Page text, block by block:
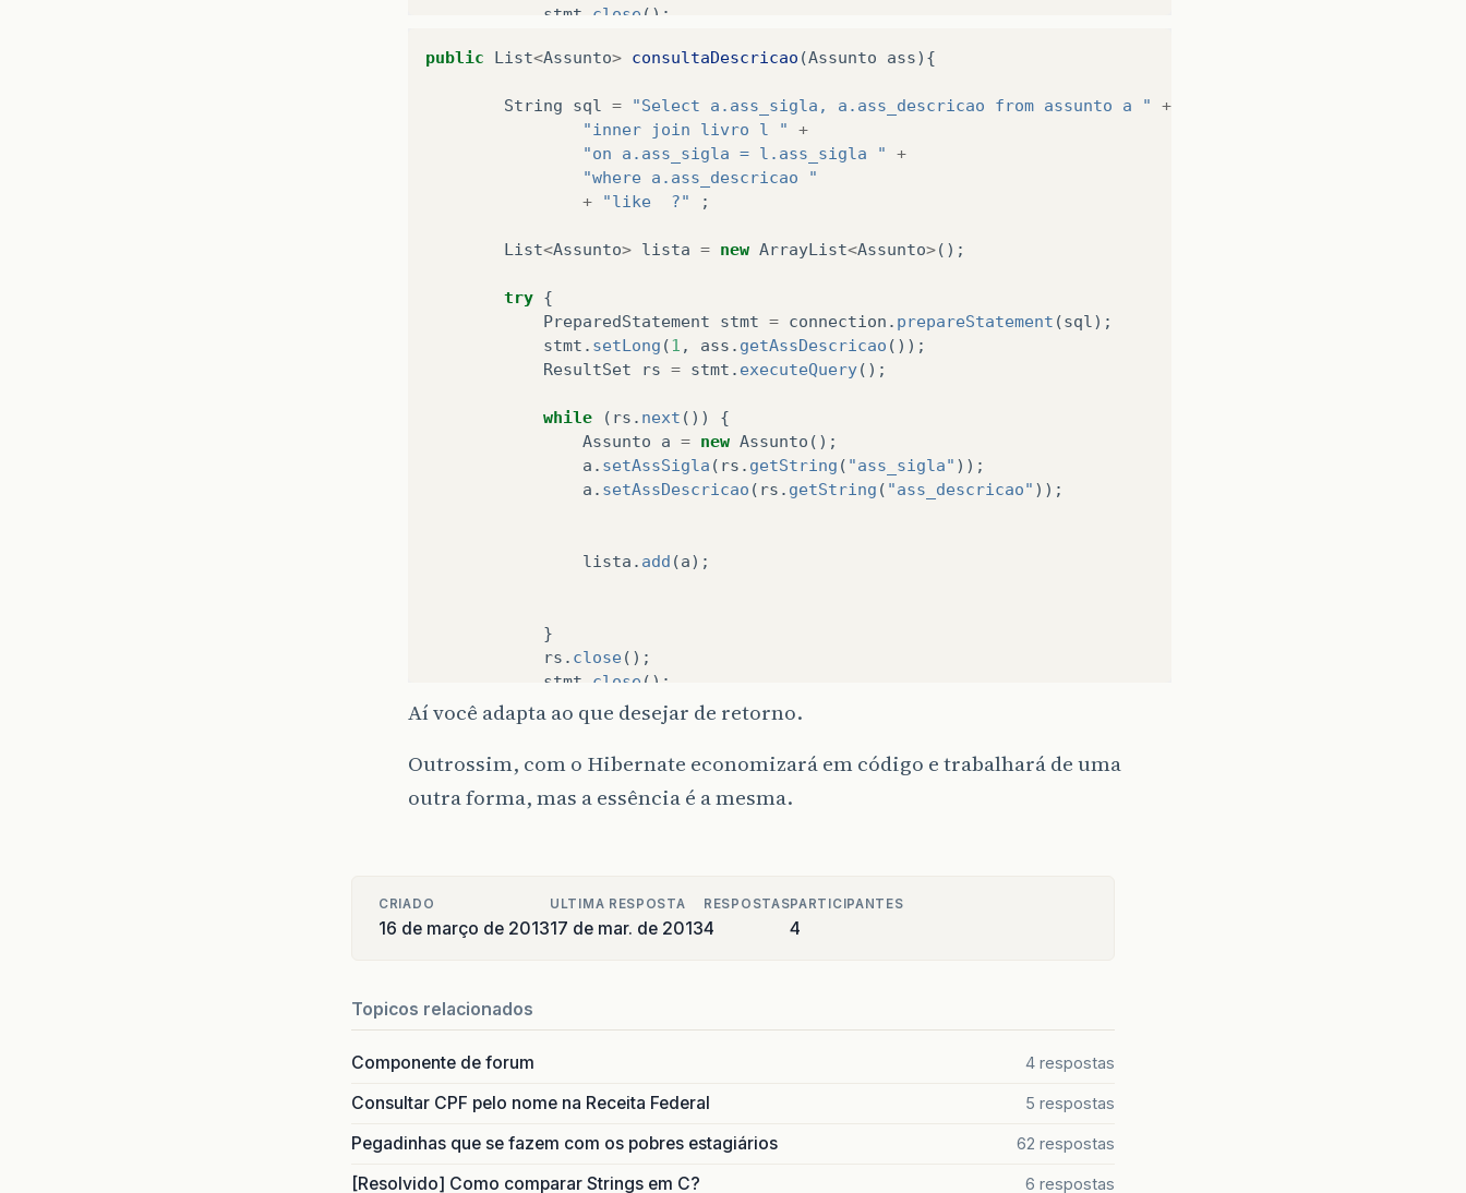
stmt
close ();
return lista;
// TODO Auto-generated catch block
throw
new RuntimeException (
public List<Assunto> consultaDescricao (Assunto ass){
String sql = "Select a.ass_sigla, a.ass_descricao from assunto a "
+
"inner join livro l "
+
"on a.ass_sigla = l.ass_sigla "
+
"where a.ass_descricao "
+
"like  ?" ;
List<Assunto> lista = new ArrayList<Assunto>();
try {
PreparedStatement
stmt = connection . prepareStatement (sql );
stmt . setLong (1 , ass . getAssDescricao ());
ResultSet
rs = stmt . executeQuery();
while ( rs . next ())
{
Assunto
a = new Assunto ();
a . setAssSigla ( rs . getString ( "ass_sigla" ));
a . setAssDescricao ( rs . getString ( "ass_descricao" ));
lista . add (a);
}
rs . close();
stmt
close ();
return
;
SQLException
// TODO Auto-generated catch block
throw new RuntimeException
Aí você adapta ao que desejar de retorno.
Outrossim, com o Hibernate economizará em código e trabalhará de uma
outra forma, mas a essência é a mesma.
CRIADO
16 de março de 2013
ULTIMA RESPOSTA
17 de mar. de 2013
RESPOSTAS
4
PARTICIPANTES
4
Topicos relacionados
Componente de forum 4 respostas
Consultar CPF pelo nome na Receita Federal 5 respostas
Pegadinhas que se fazem com os pobres estagiários 62 respostas
[Resolvido] Como comparar Strings em C? 6 respostas